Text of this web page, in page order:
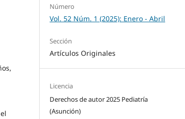
Número
Vol. 52 Núm. 1 (2025): Enero - Abril
Sección
Artículos Originales
Licencia
Derechos de autor 2025 Pediatría
(Asunción)